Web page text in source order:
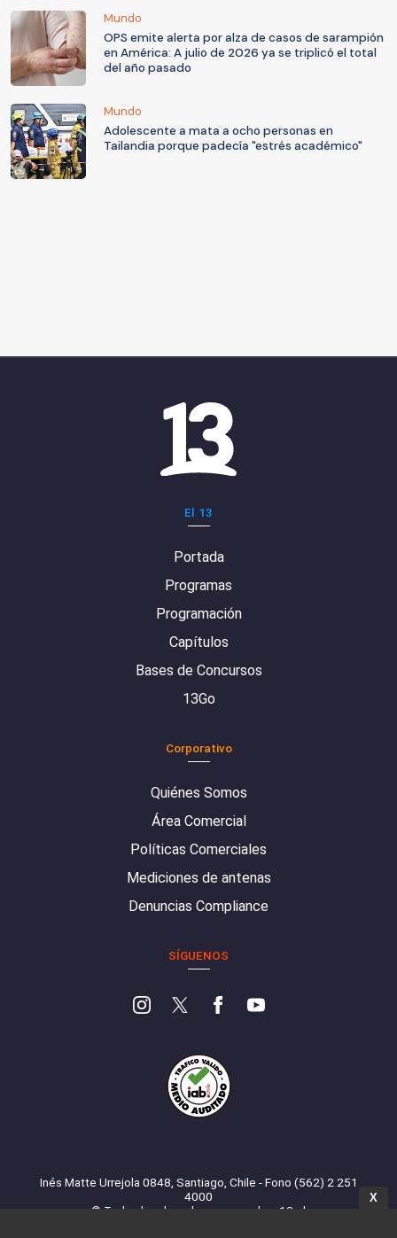
Mundo
OPS emite alerta por alza de casos de sarampión
en América: A julio de 2026 ya se triplicó el total
del año pasado
Mundo
Adolescente a mata a ocho personas en
Tailandia porque padecía "estrés académico"
El 13
Portada
Programas
Programación
Capítulos
Bases de Concursos
13Go
Corporativo
Quiénes Somos
Área Comercial
Políticas Comerciales
Mediciones de antenas
Denuncias Compliance
SÍGUENOS
Inés Matte Urrejola 0848, Santiago, Chile - Fono (562) 2 251
4000
© Todos los derechos reservados. 13.cl
X